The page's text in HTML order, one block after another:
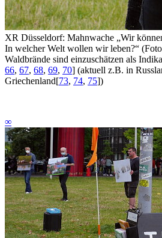
XR Düsseldorf: Mahnwache „Wir
In welcher Welt wollen wir leben?“
Waldbrände sind einzuschätzen als
66, 67, 68, 69, 70] (aktuell z.B. in
Griechenland[73, 74, 75])
∞